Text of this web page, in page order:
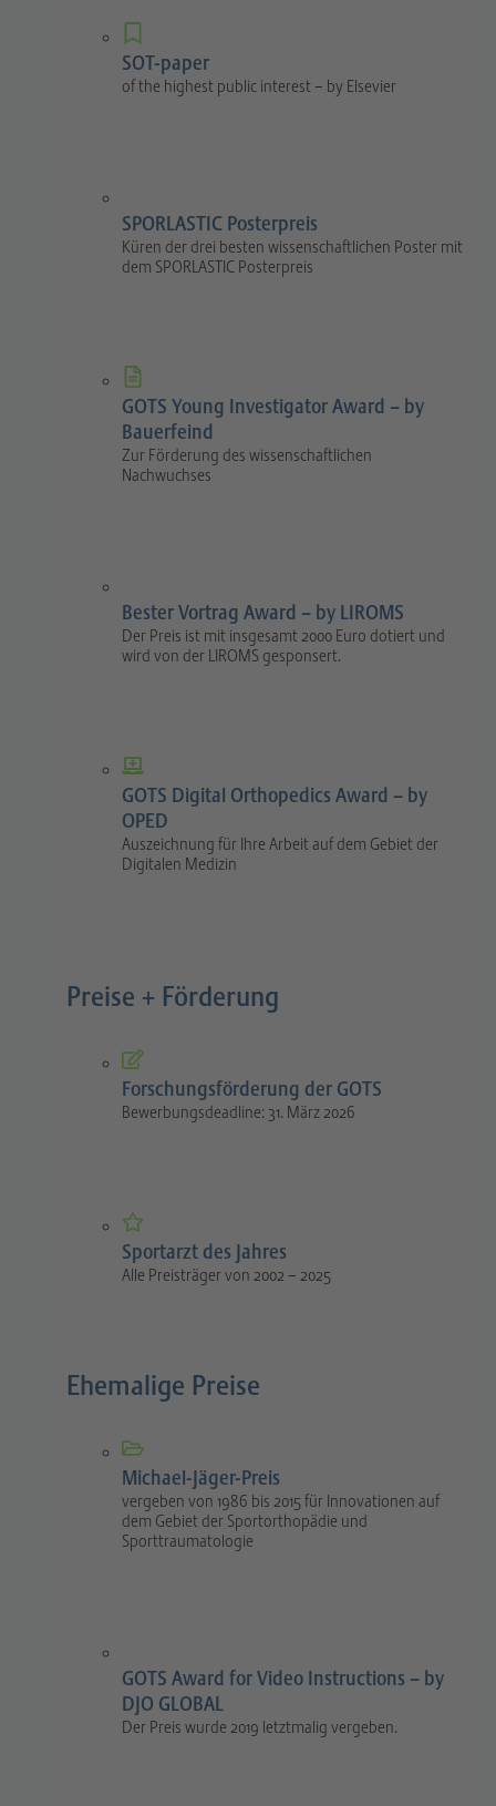
SOT-paper
of the highest public interest – by Elsevier
SPORLASTIC Posterpreis
Küren der drei besten wissenschaftlichen Poster mit
dem SPORLASTIC Posterpreis
GOTS Young Investigator Award – by
Bauerfeind
Zur Förderung des wissenschaftlichen
Nachwuchses
Bester Vortrag Award – by LIROMS
Der Preis ist mit insgesamt 2000 Euro dotiert und
wird von der LIROMS gesponsert.
GOTS Digital Orthopedics Award – by
OPED
Auszeichnung für Ihre Arbeit auf dem Gebiet der
Digitalen Medizin
Preise + Förderung
Forschungsförderung der GOTS
Bewerbungsdeadline: 31. März 2026
Sportarzt des Jahres
Alle Preisträger von 2002 – 2025
Ehemalige Preise
Michael-Jäger-Preis
vergeben von 1986 bis 2015 für Innovationen auf
dem Gebiet der Sportorthopädie und
Sporttraumatologie
GOTS Award for Video Instructions – by
DJO GLOBAL
Der Preis wurde 2019 letztmalig vergeben.